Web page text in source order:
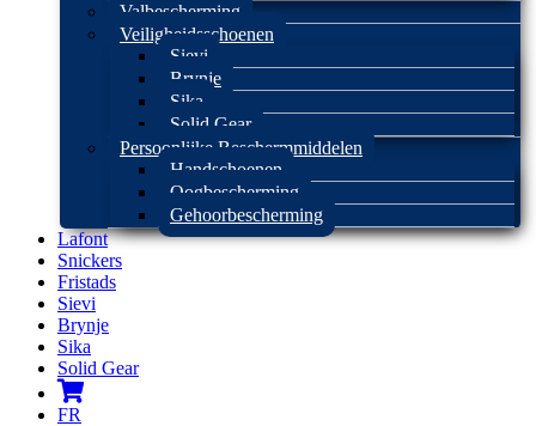
Valbescherming
Veiligheidsschoenen
Sievi
Brynje
Sika
Solid Gear
Persoonlijke Beschermmiddelen
Handschoenen
Oogbescherming
Gehoorbescherming
Lafont
Snickers
Fristads
Sievi
Brynje
Sika
Solid Gear
FR